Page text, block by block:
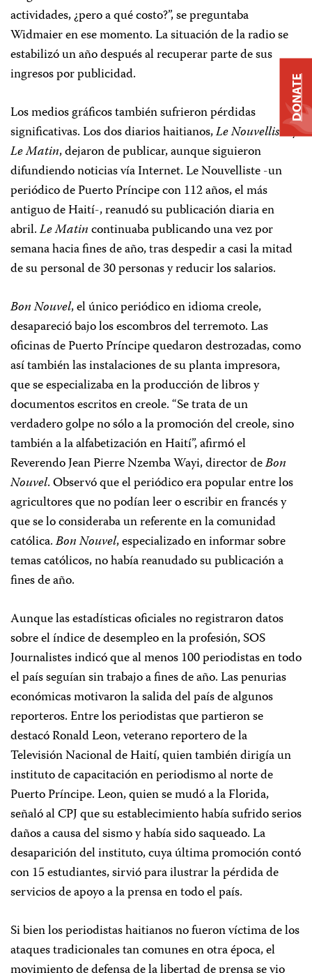
actividades, ¿pero a qué costo?”, se preguntaba
Widmaier en ese momento. La situación de la radio se
estabilizó un año después al recuperar parte de sus
ingresos por publicidad.
Los medios gráficos también sufrieron pérdidas
significativas. Los dos diarios haitianos,Le Nouvellistey
Le Matin, dejaron de publicar, aunque siguieron
difundiendo noticias vía Internet. Le Nouvelliste -un
periódico de Puerto Príncipe con 112 años, el más
antiguo de Haití-, reanudó su publicación diaria en
abril.Le Matincontinuaba publicando una vez por
semana hacia fines de año, tras despedir a casi la mitad
de su personal de 30 personas y reducir los salarios.
Bon Nouvel, el único periódico en idioma creole,
desapareció bajo los escombros del terremoto. Las
oficinas de Puerto Príncipe quedaron destrozadas, como
así también las instalaciones de su planta impresora,
que se especializaba en la producción de libros y
documentos escritos en creole. “Se trata de un
verdadero golpe no sólo a la promoción del creole, sino
también a la alfabetización en Haití”, afirmó el
Reverendo Jean Pierre Nzemba Wayi, director deBon
Nouvel. Observó que el periódico era popular entre los
agricultores que no podían leer o escribir en francés y
que se lo consideraba un referente en la comunidad
católica.Bon Nouvel, especializado en informar sobre
temas católicos, no había reanudado su publicación a
fines de año.
Aunque las estadísticas oficiales no registraron datos
sobre el índice de desempleo en la profesión, SOS
Journalistes indicó que al menos 100 periodistas en todo
el país seguían sin trabajo a fines de año. Las penurias
económicas motivaron la salida del país de algunos
reporteros. Entre los periodistas que partieron se
destacó Ronald Leon, veterano reportero de la
Televisión Nacional de Haití, quien también dirigía un
instituto de capacitación en periodismo al norte de
Puerto Príncipe. Leon, quien se mudó a la Florida,
señaló al CPJ que su establecimiento había sufrido serios
daños a causa del sismo y había sido saqueado. La
desaparición del instituto, cuya última promoción contó
con 15 estudiantes, sirvió para ilustrar la pérdida de
servicios de apoyo a la prensa en todo el país.
Si bien los periodistas haitianos no fueron víctima de los
ataques tradicionales tan comunes en otra época, el
DONATE